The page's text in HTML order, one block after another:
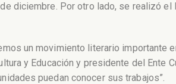
diciembre. Por otro lado, se realizó el
un movimiento literario importante
y Educación y presidente del Ente
puedan conocer sus trabajos”.